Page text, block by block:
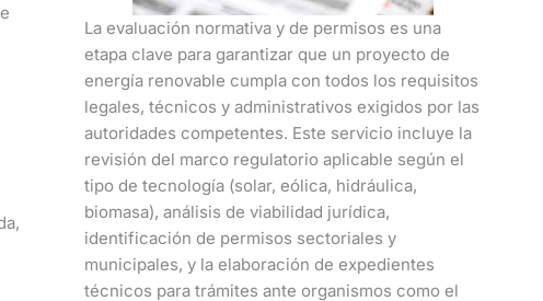
La evaluación normativa y de permisos es una
etapa clave para garantizar que un proyecto de
energía renovable cumpla con todos los requisitos
legales, técnicos y administrativos exigidos por las
autoridades competentes. Este servicio incluye la
revisión del marco regulatorio aplicable según el
tipo de tecnología (solar, eólica, hidráulica,
biomasa), análisis de viabilidad jurídica,
identificación de permisos sectoriales y
municipales, y la elaboración de expedientes
técnicos para trámites ante organismos como el